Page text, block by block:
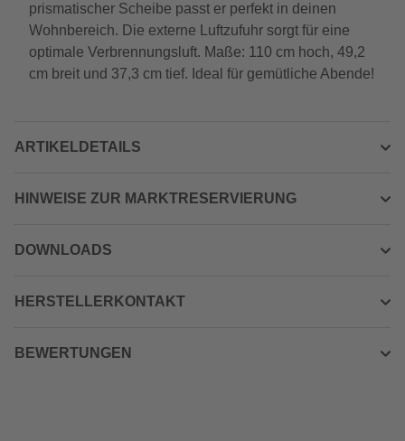
prismatischer Scheibe passt er perfekt in deinen
Wohnbereich. Die externe Luftzufuhr sorgt für eine
optimale Verbrennungsluft. Maße: 110 cm hoch, 49,2
cm breit und 37,3 cm tief. Ideal für gemütliche Abende!
ARTIKELDETAILS
HINWEISE ZUR MARKTRESERVIERUNG
DOWNLOADS
HERSTELLERKONTAKT
BEWERTUNGEN